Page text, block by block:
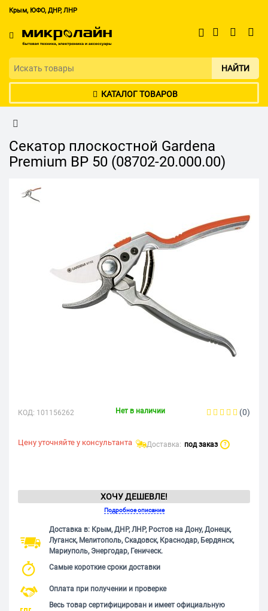
Крым, ЮФО, ДНР, ЛНР
НАЙТИ
КАТАЛОГ ТОВАРОВ
Секатор плоскостной Gardena
Premium BP 50 (08702-20.000.00)
КОД: 101156262 Нет в наличии (0)
Цену уточняйте у консультанта Доставка: под заказ ?
ХОЧУ ДЕШЕВЛЕ!
Подробное описание
Доставка в: Крым, ДНР, ЛНР, Ростов на Дону, Донецк,
Луганск, Мелитополь, Скадовск, Краснодар, Бердянск,
Мариуполь, Энергодар, Геническ.
Самые короткие сроки доставки
Оплата при получении и проверке
Весь товар сертифицирован и имеет официальную